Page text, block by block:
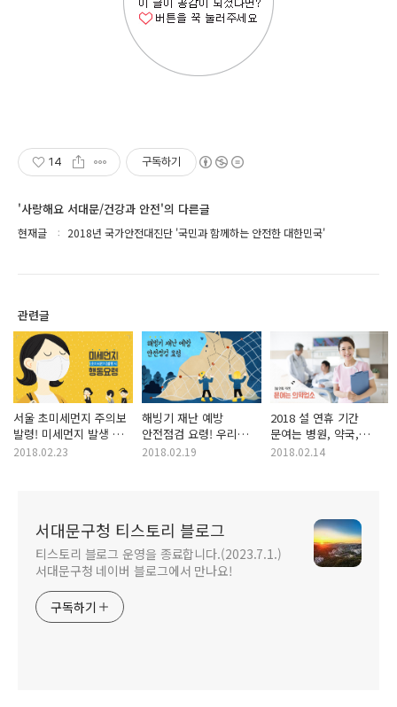
14 구독하기
'사랑해요 서대문/건강과 안전'의 다른글
현재글 2018년 국가안전대진단 '국민과 함께하는 안전한 대한민국'
관련글
서울 초미세먼지 주의보
발령! 미세먼지 발생 시
행동요령!
2018.02.23
해빙기 재난 예방
안전점검 요령! 우리
모두 살펴봅시다!
2018.02.19
2018 설 연휴 기간
문여는 병원, 약국,
한의원 명단입니다.
2018.02.14
서대문구청 티스토리 블로그
티스토리 블로그 운영을 종료합니다.(2023.7.1.)
서대문구청 네이버 블로그에서 만나요!
구독하기